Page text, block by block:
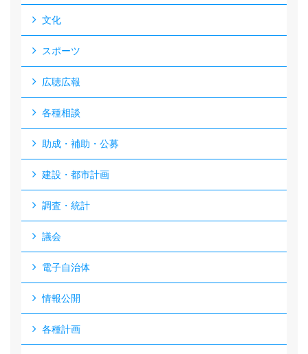
文化
スポーツ
広聴広報
各種相談
助成・補助・公募
建設・都市計画
調査・統計
議会
電子自治体
情報公開
各種計画